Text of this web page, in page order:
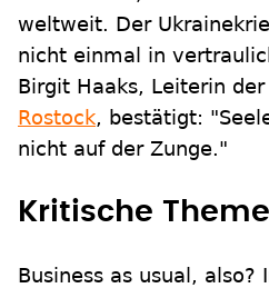
weltweit. Der
nicht einmal in
Birgit Haaks, Leiterin der
Rostock, bestätigt:
nicht auf der Zunge."
Kritische
Business as usual, also?